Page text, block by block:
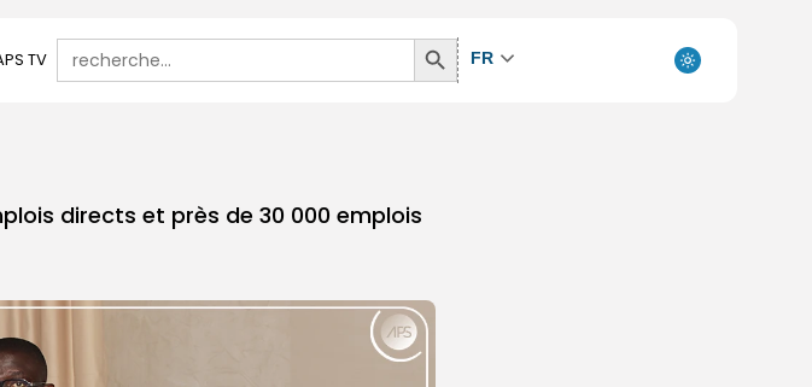
TV
Search
for:
Search
Button
FR
directs et près de 30 000 emplois